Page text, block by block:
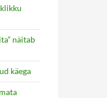
näitab
käega